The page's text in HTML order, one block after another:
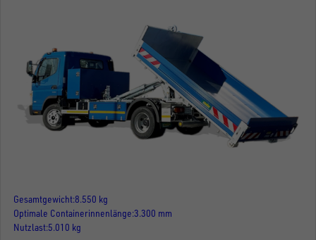
Gesamtgewicht 8.550 kg
Optimale Containerinnenlänge 3.300 mm
Nutzlast 5.010 kg